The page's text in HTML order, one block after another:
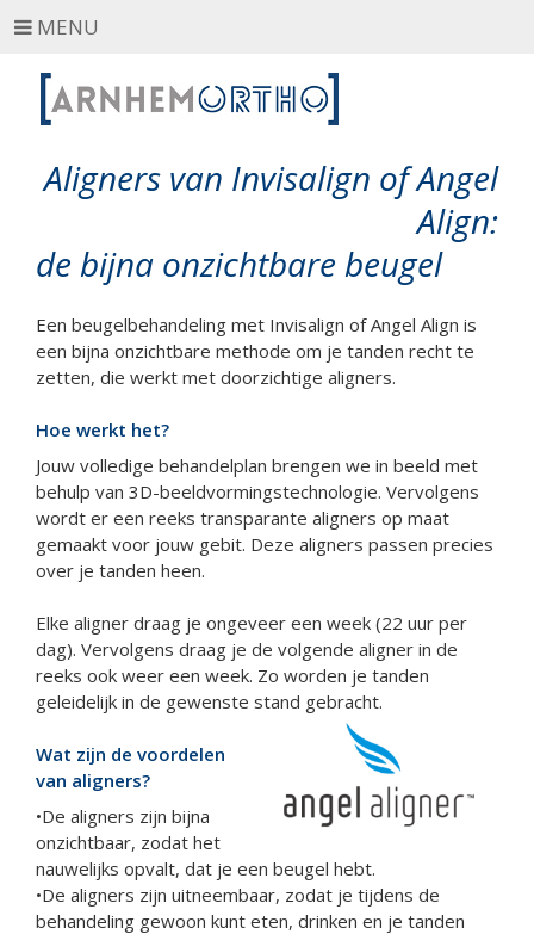
MENU
Aligners van Invisalign of Angel
Align:
de bijna onzichtbare beugel
Een beugelbehandeling met Invisalign of Angel Align is
een bijna onzichtbare methode om je tanden recht te
zetten, die werkt met doorzichtige aligners.
Hoe werkt het?
Jouw volledige behandelplan brengen we in beeld met
behulp van 3D-beeldvormingstechnologie. Vervolgens
wordt er een reeks transparante aligners op maat
gemaakt voor jouw gebit. Deze aligners passen precies
over je tanden heen.
Elke aligner draag je ongeveer een week (22 uur per
dag). Vervolgens draag je de volgende aligner in de
reeks ook weer een week. Zo worden je tanden
geleidelijk in de gewenste stand gebracht.
Wat zijn de voordelen
van aligners?
•De aligners zijn bijna
onzichtbaar, zodat het
nauwelijks opvalt, dat je een beugel hebt.
•De aligners zijn uitneembaar, zodat je tijdens de
behandeling gewoon kunt eten, drinken en je tanden